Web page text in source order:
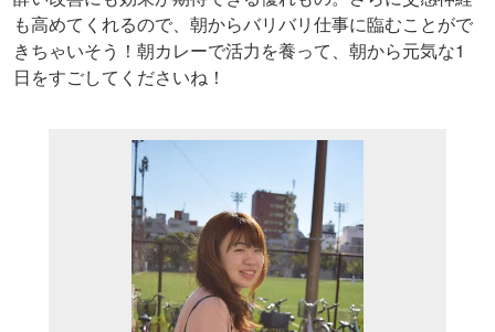
も高めてくれるので、朝からバリバリ仕事に臨むことがで
きちゃいそう！朝カレーで活力を養って、朝から元気な1
日をすごしてくださいね！